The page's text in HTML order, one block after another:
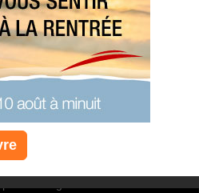
PLUS
COACHING
gratuit